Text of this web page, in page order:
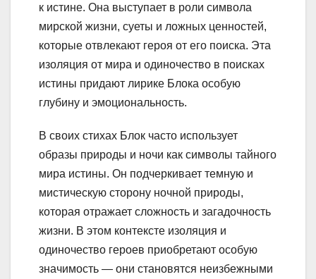
к истине. Она выступает в роли символа
мирской жизни, суеты и ложных ценностей,
которые отвлекают героя от его поиска. Эта
изоляция от мира и одиночество в поисках
истины придают лирике Блока особую
глубину и эмоциональность.
В своих стихах Блок часто использует
образы природы и ночи как символы тайного
мира истины. Он подчеркивает темную и
мистическую сторону ночной природы,
которая отражает сложность и загадочность
жизни. В этом контексте изоляция и
одиночество героев приобретают особую
значимость — они становятся неизбежными